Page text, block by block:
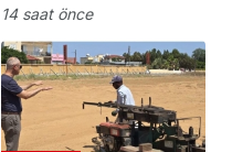
köklü bir zihniyet
değişimine ihtiyaç var”
14 saat önce